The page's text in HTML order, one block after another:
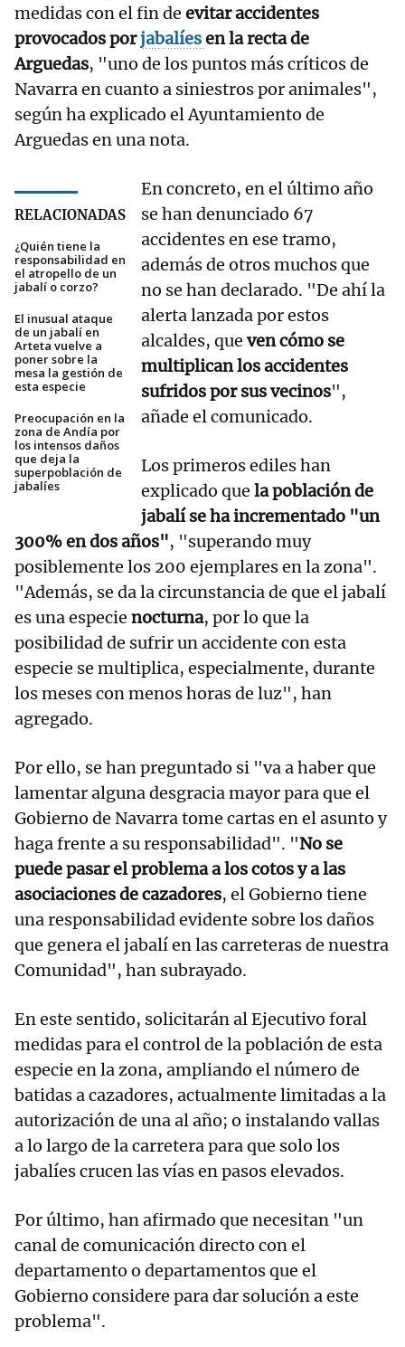
medidas con el fin de evitar accidentes
provocados porjabalíesen la recta de
Arguedas, "uno de los puntos más críticos de
Navarra en cuanto a siniestros por animales",
según ha explicado el Ayuntamiento de
Arguedas en una nota.
RELACIONADAS
¿Quién tiene la
responsabilidad en
el atropello de un
jabalí o corzo?
El inusual ataque
de un jabalí en
Arteta vuelve a
poner sobre la
mesa la gestión de
esta especie
Preocupación en la
zona de Andía por
los intensos daños
que deja la
superpoblación de
jabalíes
En concreto, en el último año
se han denunciado 67
accidentes en ese tramo,
además de otros muchos que
no se han declarado. "De ahí la
alerta lanzada por estos
alcaldes, que ven cómo se
multiplican los accidentes
sufridos por sus vecinos",
añade el comunicado.
Los primeros ediles han
explicado que la población de
jabalí se ha incrementado "un
300% en dos años", "superando muy
posiblemente los 200 ejemplares en la zona".
"Además, se da la circunstancia de que el jabalí
es una especie nocturna, por lo que la
posibilidad de sufrir un accidente con esta
especie se multiplica, especialmente, durante
los meses con menos horas de luz", han
agregado.
Por ello, se han preguntado si "va a haber que
lamentar alguna desgracia mayor para que el
Gobierno de Navarra tome cartas en el asunto y
haga frente a su responsabilidad". "No se
puede pasar el problema a los cotos y a las
asociaciones de cazadores, el Gobierno tiene
una responsabilidad evidente sobre los daños
que genera el jabalí en las carreteras de nuestra
Comunidad", han subrayado.
En este sentido, solicitarán al Ejecutivo foral
medidas para el control de la población de esta
especie en la zona, ampliando el número de
batidas a cazadores, actualmente limitadas a la
autorización de una al año; o instalando vallas
a lo largo de la carretera para que solo los
jabalíes crucen las vías en pasos elevados.
Por último, han afirmado que necesitan "un
canal de comunicación directo con el
departamento o departamentos que el
Gobierno considere para dar solución a este
problema".